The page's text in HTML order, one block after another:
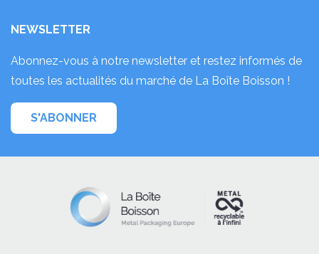
NEWSLETTER
Abonnez-vous à notre newsletter et restez informés de
toutes les actualités du marché de La Boîte Boisson !
S'ABONNER